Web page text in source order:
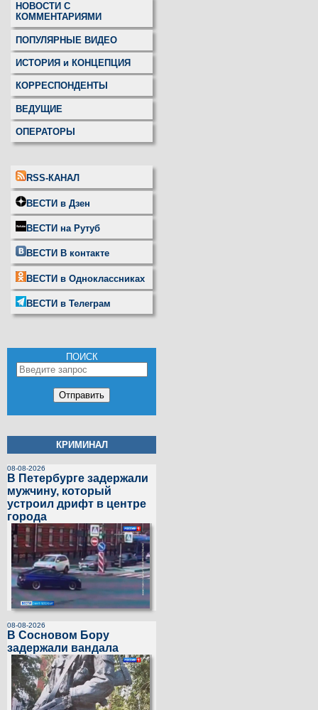
НОВОСТИ С
КОММЕНТАРИЯМИ
ПОПУЛЯРНЫЕ ВИДЕО
ИСТОРИЯ и КОНЦЕПЦИЯ
КОРРЕСПОНДЕНТЫ
ВЕДУЩИЕ
ОПЕРАТОРЫ
RSS-КАНАЛ
ВЕСТИ в Дзен
ВЕСТИ на Рутуб
ВЕСТИ В контакте
ВЕСТИ в Одноклассниках
ВЕСТИ в Телеграм
ПОИСК
КРИМИНАЛ
08-08-2026
В Петербурге задержали
мужчину, который
устроил дрифт в центре
города
08-08-2026
В Сосновом Бору
задержали вандала